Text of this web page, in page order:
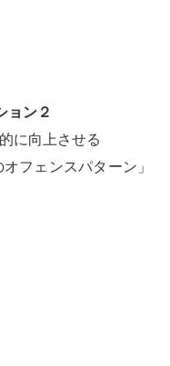
ョン２
に向上させる
フェンスパターン」